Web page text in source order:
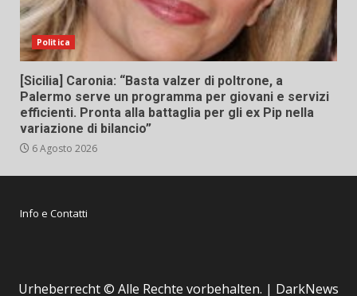
Politica
[Sicilia] Caronia: “Basta valzer di poltrone, a
Palermo serve un programma per giovani e servizi
efficienti. Pronta alla battaglia per gli ex Pip nella
variazione di bilancio”
6 Agosto 2026
Info e Contatti
Urheberrecht © Alle Rechte vorbehalten. | DarkNews